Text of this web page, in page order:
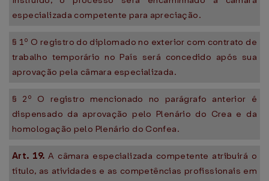
especializada competente para apreciação.
§ 1º O registro do diplomado no exterior com contrato de
trabalho temporário no País será concedido após sua
aprovação pela câmara especializada.
§ 2º O registro mencionado no parágrafo anterior é
dispensado da aprovação pelo Plenário do Crea e da
homologação pelo Plenário do Confea.
Art. 19.A câmara especializada competente atribuirá o
título, as atividades e as competências profissionais em